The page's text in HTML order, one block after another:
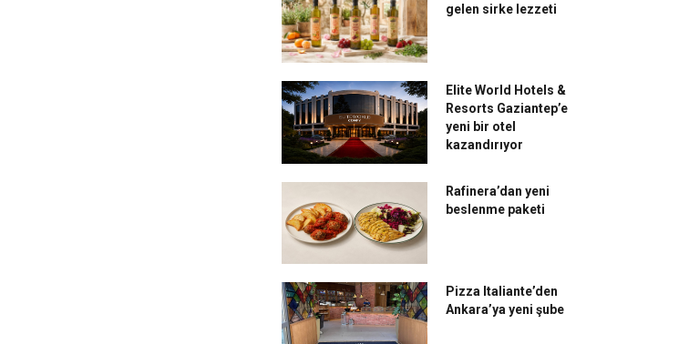
gelen sirke lezzeti
Elite World Hotels &
Resorts Gaziantep’e
yeni bir otel
kazandırıyor
Rafinera’dan yeni
beslenme paketi
Pizza Italiante’den
Ankara’ya yeni şube